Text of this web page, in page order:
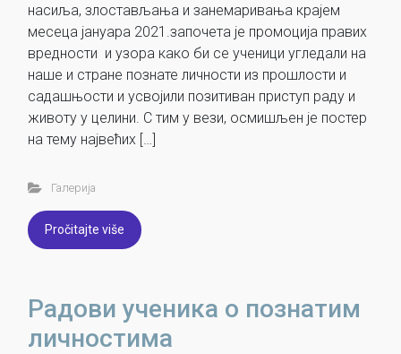
насиља, злостављања и занемаривања крајем
месеца јануара 2021.започета је промоција правих
вредности и узора како би се ученици угледали на
наше и стране познате личности из прошлости и
садашњости и усвојили позитиван приступ раду и
животу у целини. С тим у вези, осмишљен је постер
на тему највећих […]
Галерија
Pročitajte više
Радови ученика о познатим
личностима